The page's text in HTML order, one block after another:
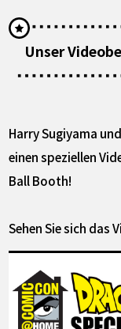
Unser
Harry Sugiyama
einen speziellen
Ball Booth!
Sehen Sie sich das